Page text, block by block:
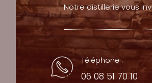
Notre distillerie vous
Téléphone :
06 08 51 70 10